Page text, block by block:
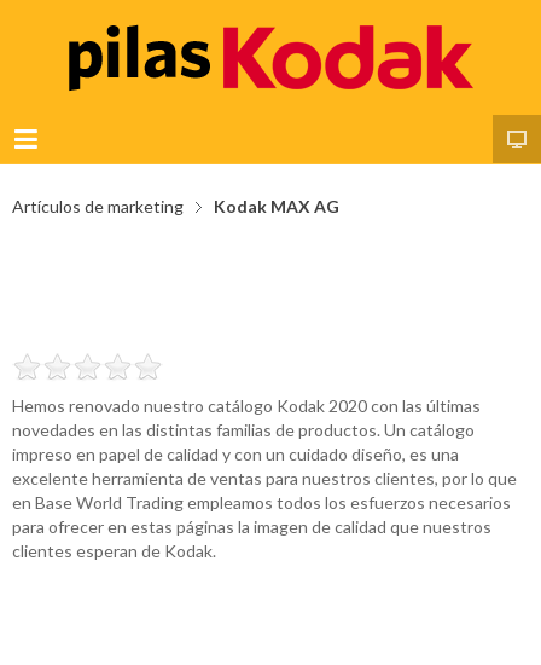
Artículos de marketing Kodak MAX AG
Hemos renovado nuestro catálogo Kodak 2020 con las últimas
novedades en las distintas familias de productos. Un catálogo
impreso en papel de calidad y con un cuidado diseño, es una
excelente herramienta de ventas para nuestros clientes, por lo que
en Base World Trading empleamos todos los esfuerzos necesarios
para ofrecer en estas páginas la imagen de calidad que nuestros
clientes esperan de Kodak.